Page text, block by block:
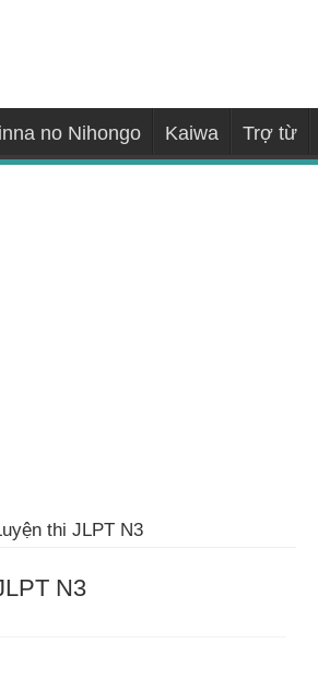
no Nihongo Kaiwa Trợ từ
thi JLPT N3
N3